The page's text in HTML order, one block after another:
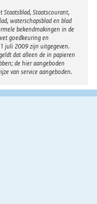
Staatsblad, Staatscourant,
waterschapsblad en blad
bekendmakingen in de
goedkeuring en
juli 2009 zijn uitgegeven.
dat alleen de in papieren
de hier aangeboden
van service aangeboden.